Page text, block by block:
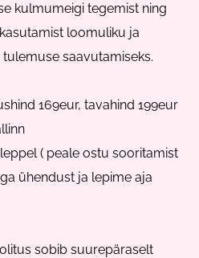
kulmumeigi tegemist ning
loomuliku ja
saavutamiseks.
169eur, tavahind 199eur
( peale ostu sooritamist
ühendust ja lepime aja
sobib suurepäraselt